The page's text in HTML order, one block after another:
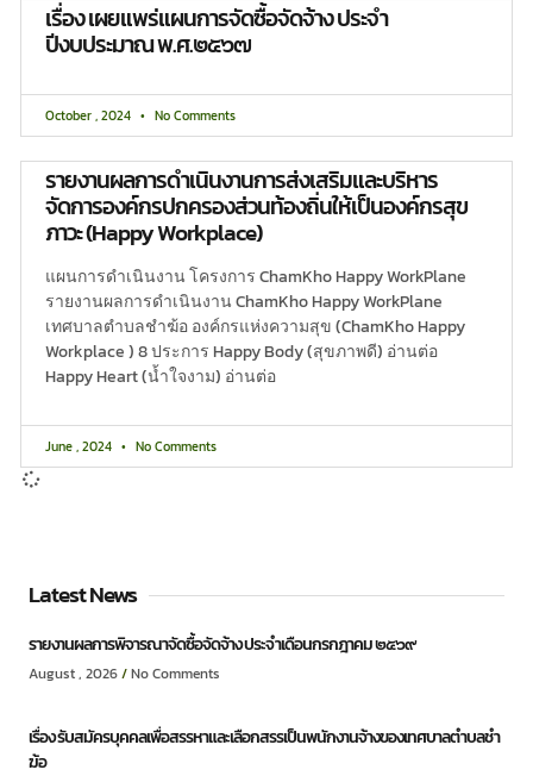
เรื่อง เผยแพร่แผนการจัดซื้อจัดจ้าง ประจำ
ปีงบประมาณ พ.ศ.๒๕๖๗
October , 2024 No Comments
รายงานผลการดำเนินงานการส่งเสริมและบริหาร
จัดการองค์กรปกครองส่วนท้องถิ่นให้เป็นองค์กรสุข
ภาวะ (Happy Workplace)
แผนการดำเนินงาน โครงการ ChamKho Happy WorkPlane
รายงานผลการดำเนินงาน ChamKho Happy WorkPlane
เทศบาลตำบลชำฆ้อ องค์กรแห่งความสุข (ChamKho Happy
Workplace ) 8 ประการ Happy Body (สุขภาพดี) อ่านต่อ
Happy Heart (น้ำใจงาม) อ่านต่อ
June , 2024 No Comments
Latest News
รายงานผลการพิจารณาจัดซื้อจัดจ้าง ประจำเดือนกรกฎาคม ๒๕๖๙
August , 2026 No Comments
เรื่อง รับสมัครบุคคลเพื่อสรรหาและเลือกสรรเป็นพนักงานจ้างของเทศบาลตำบลชำ
ฆ้อ